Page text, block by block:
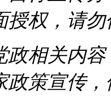
授权，请
政相关内
政策宣传